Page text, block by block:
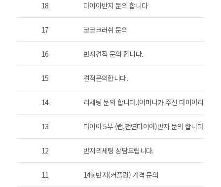
18 다이아반지 문의 합니다
17 코코크러쉬 문의
16 반지견적 문의 합니다.
15 견적문의합니다.
14 리세팅 문의 합니다.(어머니가 주신 다이아리세팅
13 다이아 5부 (랩,천연다이아)반지 문의 합니다
12 반지리세팅 상담드립니다.
11 14k 반지(커플링) 가격 문의